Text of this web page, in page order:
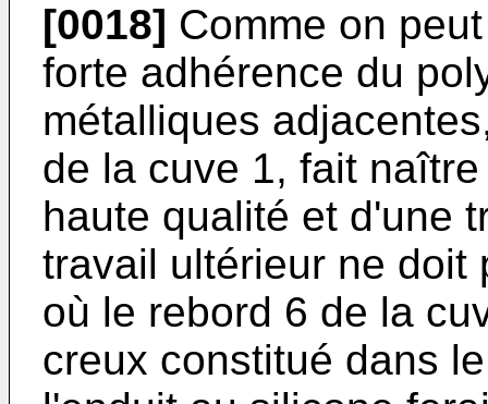
[0018] Comme on
forte adhérence du
métalliques
de la cuve 1, fait
haute qualité et d'une
travail ultérieur ne doit
où le rebord 6 de la
creux constitué dans